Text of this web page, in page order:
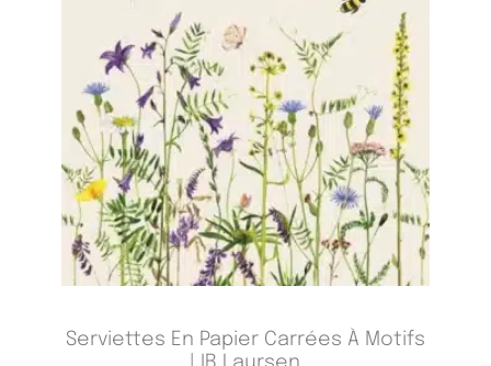
Serviettes En Papier Carrées À Motifs